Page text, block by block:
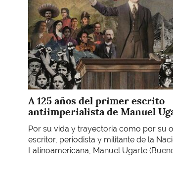
A 125 años del primer escrito
antiimperialista de Manuel
Por su vida y trayectoria como por su
escritor, periodista y militante de la
Latinoamericana, Manuel Ugarte